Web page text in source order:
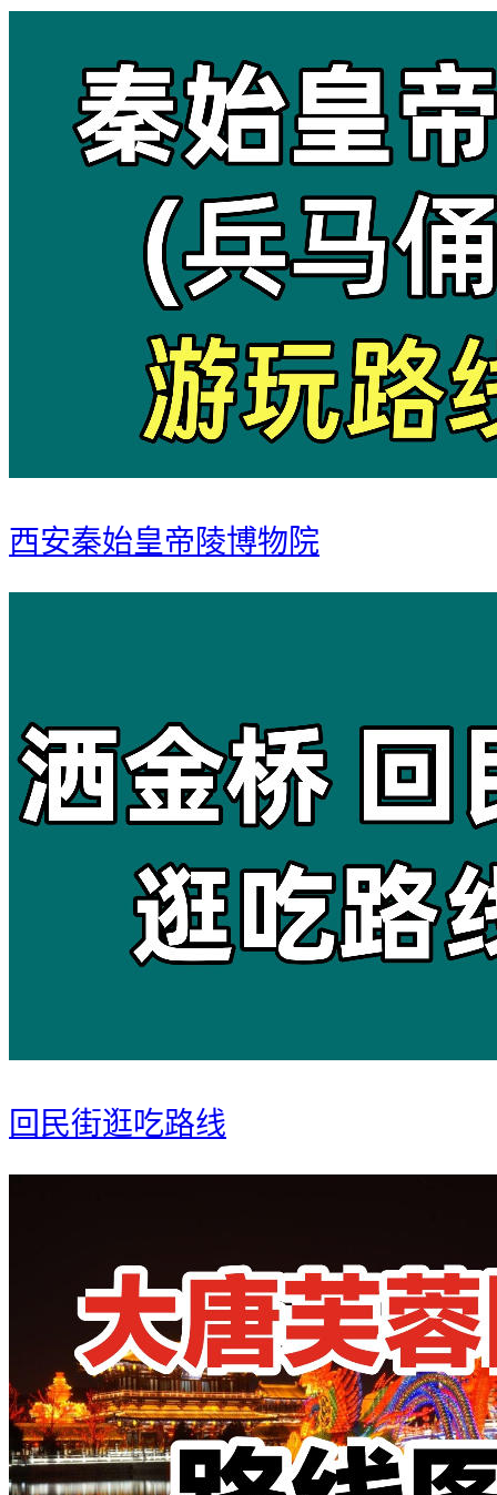
西安秦始皇帝陵博物院
回民街逛吃路线